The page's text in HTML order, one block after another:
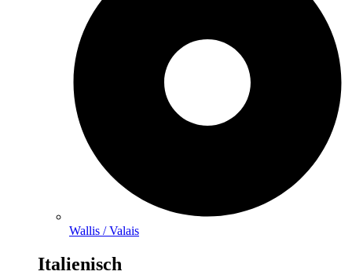
Wallis / Valais
Italienisch